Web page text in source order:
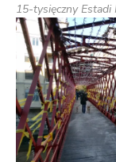
15-tysięczny